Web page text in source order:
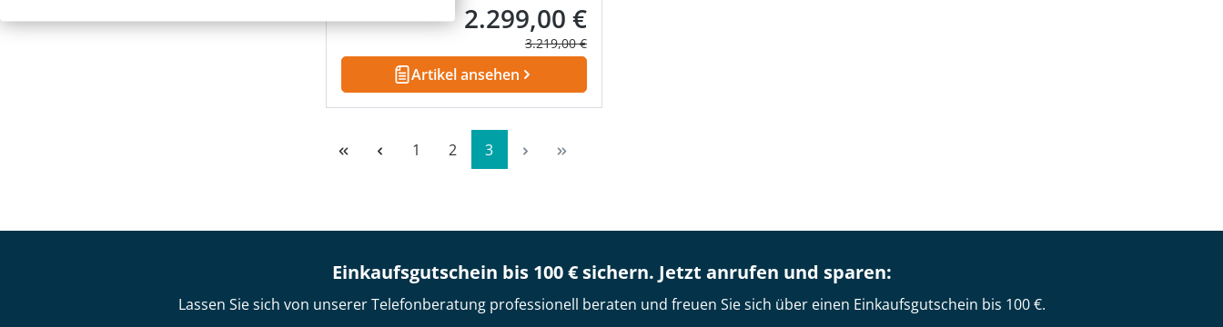
Verkaufspreis:
2.299,00 €
Regulärer Preis:
3.219,00 €
Artikel ansehen
Seite
1 Seite
2 Seite
3
Einkaufsgutschein bis 100 € sichern. Jetzt anrufen und sparen:
Lassen Sie sich von unserer Telefonberatung professionell beraten und freuen Sie sich über einen Einkaufsgutschein bis 100 €.